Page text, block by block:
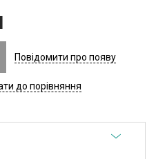
Повідомити про появу
до порівняння